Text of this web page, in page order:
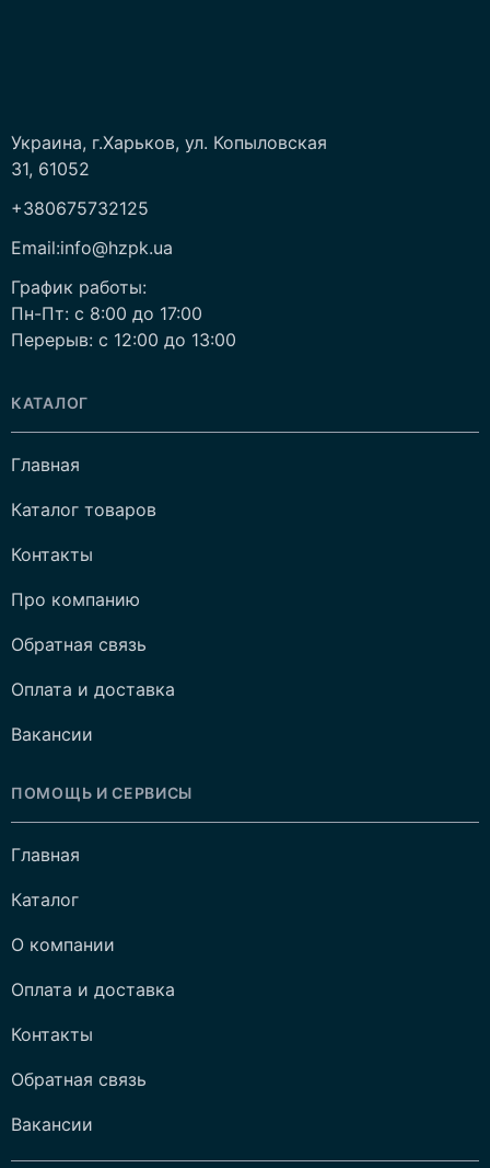
Украина, г.Харьков, ул. Копыловская
31, 61052
+380675732125
Email:info@hzpk.ua
График работы:
Пн-Пт: c 8:00 до 17:00
Перерыв: c 12:00 до 13:00
КАТАЛОГ
Главная
Каталог товаров
Контакты
Про компанию
Обратная связь
Оплата и доставка
Вакансии
ПОМОЩЬ И СЕРВИСЫ
Главная
Каталог
О компании
Оплата и доставка
Контакты
Обратная связь
Вакансии